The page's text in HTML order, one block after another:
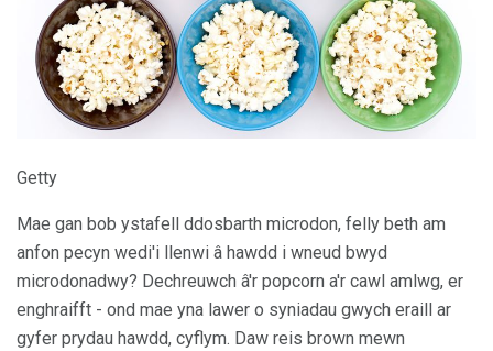
Getty
Mae gan bob ystafell ddosbarth microdon, felly beth am
anfon pecyn wedi'i llenwi â hawdd i wneud bwyd
microdonadwy? Dechreuwch â'r popcorn a'r cawl amlwg, er
enghraifft - ond mae yna lawer o syniadau gwych eraill ar
gyfer prydau hawdd, cyflym. Daw reis brown mewn